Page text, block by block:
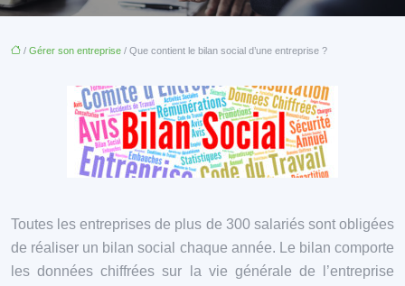
/ Gérer son entreprise / Que contient le bilan social d’une entreprise ?
Toutes les entreprises de plus de 300 salariés sont obligées
de réaliser un bilan social chaque année. Le bilan comporte
les données chiffrées sur la vie générale de l’entreprise